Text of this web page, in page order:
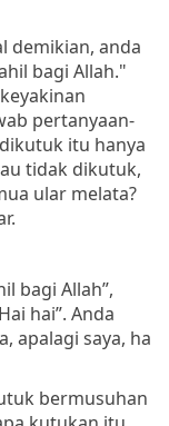
demikian, anda
bagi Allah."
pertanyaan-
itu hanya
tidak dikutuk,
ular melata?
bagi Allah”,
hai”. Anda
apalagi saya, ha
bermusuhan